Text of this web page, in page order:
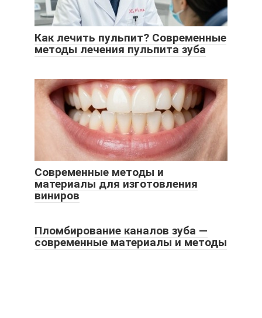
Как лечить пульпит? Современные
методы лечения пульпита зуба
Современные методы и
материалы для изготовления
виниров
Пломбирование каналов зуба —
современные материалы и методы